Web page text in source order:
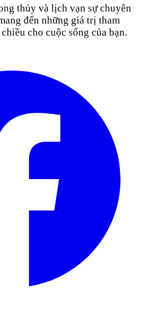
thủy và lịch vạn sự chuyên
đến những giá trị tham
cho cuộc sống của bạn.